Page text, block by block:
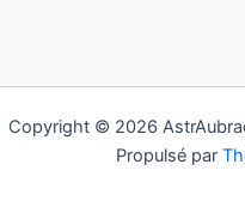
Copyright © 2026
Propulsé par